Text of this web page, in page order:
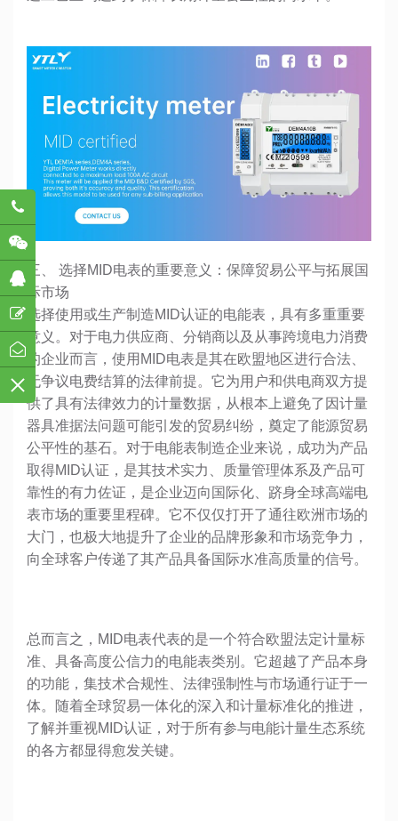
三、 选择MID电表的重要意义：保障贸易公平与拓展国
际市场
选择使用或生产制造MID认证的电能表，具有多重重要
意义。对于电力供应商、分销商以及从事跨境电力消费
的企业而言，使用MID电表是其在欧盟地区进行合法、
无争议电费结算的法律前提。它为用户和供电商双方提
供了具有法律效力的计量数据，从根本上避免了因计量
器具准据法问题可能引发的贸易纠纷，奠定了能源贸易
公平性的基石。对于电能表制造企业来说，成功为产品
取得MID认证，是其技术实力、质量管理体系及产品可
靠性的有力佐证，是企业迈向国际化、跻身全球高端电
表市场的重要里程碑。它不仅仅打开了通往欧洲市场的
大门，也极大地提升了企业的品牌形象和市场竞争力，
向全球客户传递了其产品具备国际水准高质量的信号。
总而言之，MID电表代表的是一个符合欧盟法定计量标
准、具备高度公信力的电能表类别。它超越了产品本身
的功能，集技术合规性、法律强制性与市场通行证于一
体。随着全球贸易一体化的深入和计量标准化的推进，
了解并重视MID认证，对于所有参与电能计量生态系统
的各方都显得愈发关键。